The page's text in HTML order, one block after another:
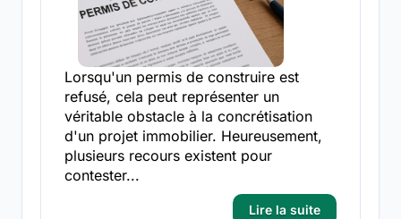
Lorsqu'un permis de construire est
refusé, cela peut représenter un
véritable obstacle à la concrétisation
d'un projet immobilier. Heureusement,
plusieurs recours existent pour
contester...
Lire la suite